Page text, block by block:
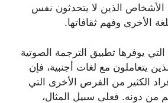
الأشخاص الذين لا يتحدثون نفس
الأخرى وفهم ثقافاتها.
التي يوفرها تطبيق الترجمة الصوتية
يتعاملون مع لغات أجنبية، فإن
الكثير من الفرص الأخرى التي
من دونه. فعلى سبيل المثال،